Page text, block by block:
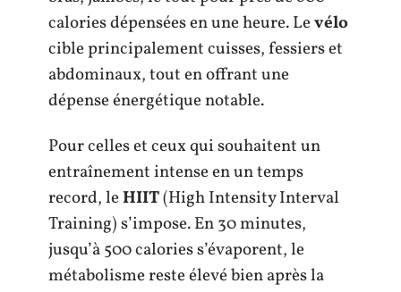
calories dépensées en une heure. Levélo
cible principalement cuisses, fessiers et
abdominaux, tout en offrant une
dépense énergétique notable.
Pour celles et ceux qui souhaitent un
entraînement intense en un temps
record, leHIIT(High Intensity Interval
Training) s’impose. En 30 minutes,
jusqu’à 500 calories s’évaporent, le
métabolisme reste élevé bien après la